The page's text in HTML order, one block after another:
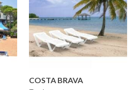
COSTA BRAVA